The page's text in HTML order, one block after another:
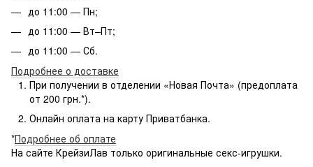
до 11:00 — Пн;
до 11:00 — Вт–Пт;
до 11:00 — Сб.
Подробнее о доставке
При получении в отделении «Новая Почта» (предоплата
от 200 грн.*).
Онлайн оплата на карту Приватбанка.
*Подробнее об оплате
На сайте КрейзиЛав только оригинальные секс-игрушки.